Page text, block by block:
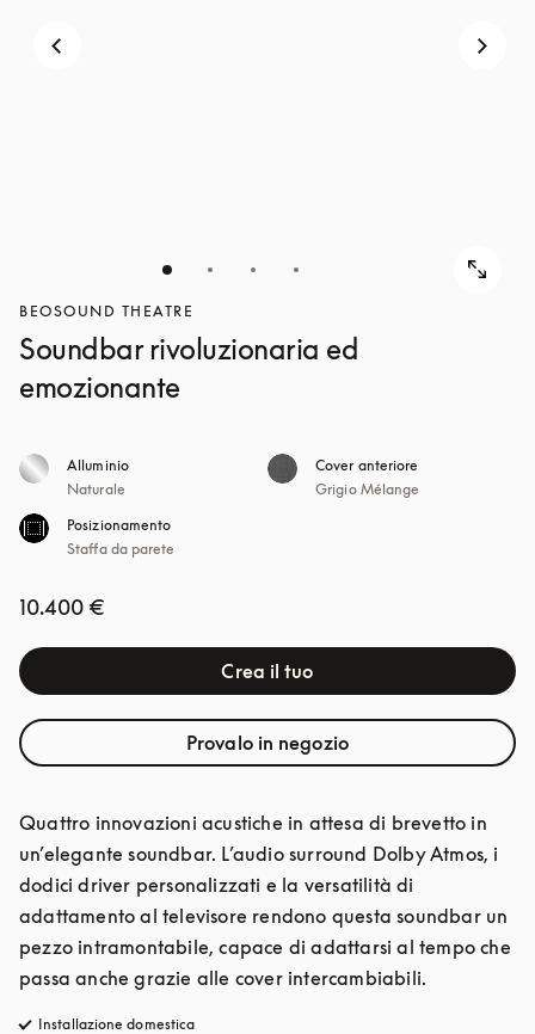
BEOSOUND THEATRE
Soundbar rivoluzionaria ed
emozionante
Alluminio
Naturale
Cover anteriore
Grigio Mélange
Posizionamento
Staffa da parete
10.400 €
Crea il tuo
Provalo in negozio
Quattro innovazioni acustiche in attesa di brevetto in
un’elegante soundbar. L’audio surround Dolby Atmos, i
dodici driver personalizzati e la versatilità di
adattamento al televisore rendono questa soundbar un
pezzo intramontabile, capace di adattarsi al tempo che
passa anche grazie alle cover intercambiabili.
Installazione domestica